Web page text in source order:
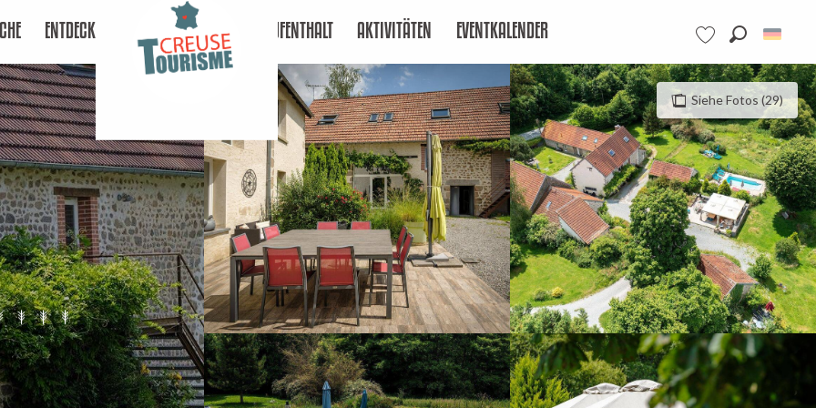
Voir les favoris
ENTDECKEN AUFENTHALT AKTIVITÄTEN EVENTKALENDER
Siehe Fotos (29)